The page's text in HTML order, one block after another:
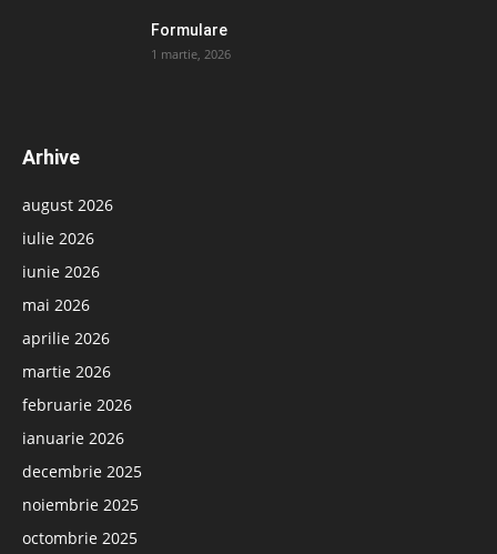
Formulare
1 martie, 2026
Arhive
august 2026
iulie 2026
iunie 2026
mai 2026
aprilie 2026
martie 2026
februarie 2026
ianuarie 2026
decembrie 2025
noiembrie 2025
octombrie 2025